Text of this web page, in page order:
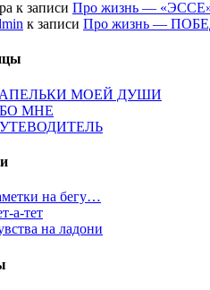
к записи Про жизнь —
к записи Про жизнь —
МОЕЙ ДУШИ
МНЕ
на бегу…
а-тет
на ладони